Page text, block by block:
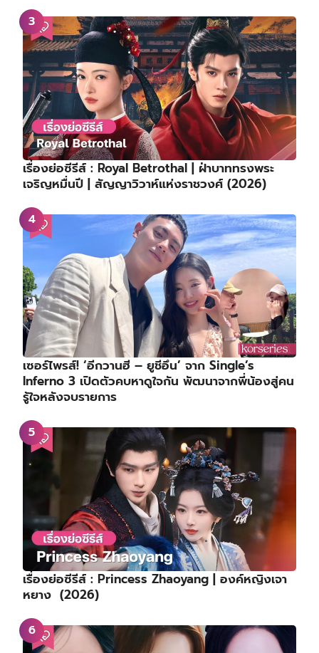
เรื่องย่อซีรีส์ : Royal Betrothal | ฝ่าบาททรงพระ
เจริญหมื่นปี | สัญญาวิวาห์แห่งราชวงศ์ (2026)
เซอร์ไพรส์! ‘อีกวานฮี – ยูชีอึน’ จาก Single’s
Inferno 3 เปิดตัวคบหาดูใจกัน พัฒนาจากพี่น้องสู่คน
รู้ใจหลังจบรายการ
เรื่องย่อซีรีส์ : Princess Zhaoyang | องค์หญิงเจา
หยาง (2026)